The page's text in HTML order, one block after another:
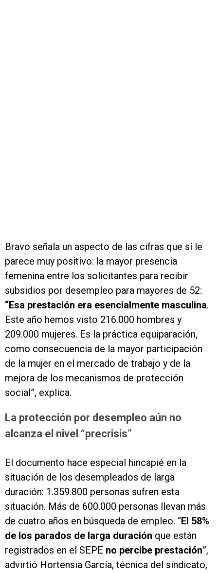
Bravo señala un aspecto de las cifras que sí le
parece muy positivo: la mayor presencia
femenina entre los solicitantes para recibir
subsidios por desempleo para mayores de 52:
“Esa prestación era esencialmente masculina.
Este año hemos visto 216.000 hombres y
209.000 mujeres. Es la práctica equiparación,
como consecuencia de la mayor participación
de la mujer en el mercado de trabajo y de la
mejora de los mecanismos de protección
social”, explica.
La protección por desempleo aún no
alcanza el nivel “precrisis”
El documento hace especial hincapié en la
situación de los desempleados de larga
duración: 1.359.800 personas sufren esta
situación. Más de 600.000 personas llevan más
de cuatro años en búsqueda de empleo. “El 58%
de los parados de larga duración que están
registrados en el SEPE no percibe prestación”,
advirtió Hortensia García, técnica del sindicato,